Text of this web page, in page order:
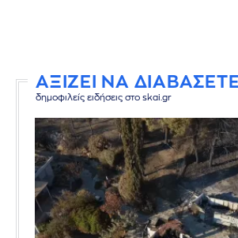
ΑΞΙΖΕΙ ΝΑ
δημοφιλείς ειδήσεις στο skai.gr